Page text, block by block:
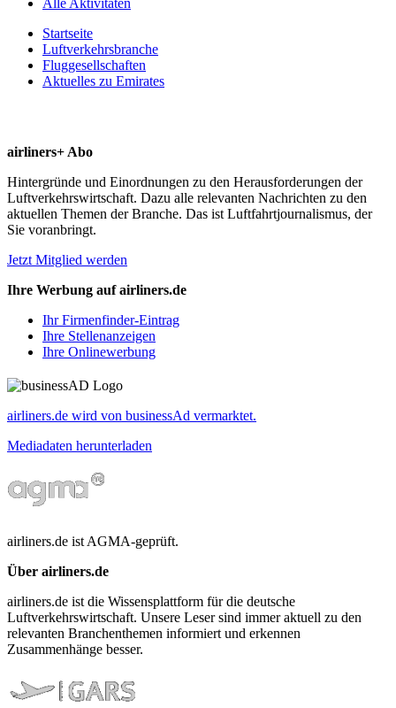
Startseite
Luftverkehrsbranche
Fluggesellschaften
Aktuelles zu Emirates
airliners+ Abo
Hintergründe und Einordnungen zu den Herausforderungen der
Luftverkehrswirtschaft. Dazu alle relevanten Nachrichten zu den
aktuellen Themen der Branche. Das ist Luftfahrtjournalismus, der
Sie voranbringt.
Jetzt Mitglied werden
Ihre Werbung auf airliners.de
Ihr Firmenfinder-Eintrag
Ihre Stellenanzeigen
Ihre Onlinewerbung
airliners.de wird von businessAd vermarktet.
Mediadaten herunterladen
airliners.de ist AGMA-geprüft.
Über airliners.de
airliners.de ist die Wissensplattform für die deutsche
Luftverkehrswirtschaft. Unsere Leser sind immer aktuell zu den
relevanten Branchenthemen informiert und erkennen
Zusammenhänge besser.